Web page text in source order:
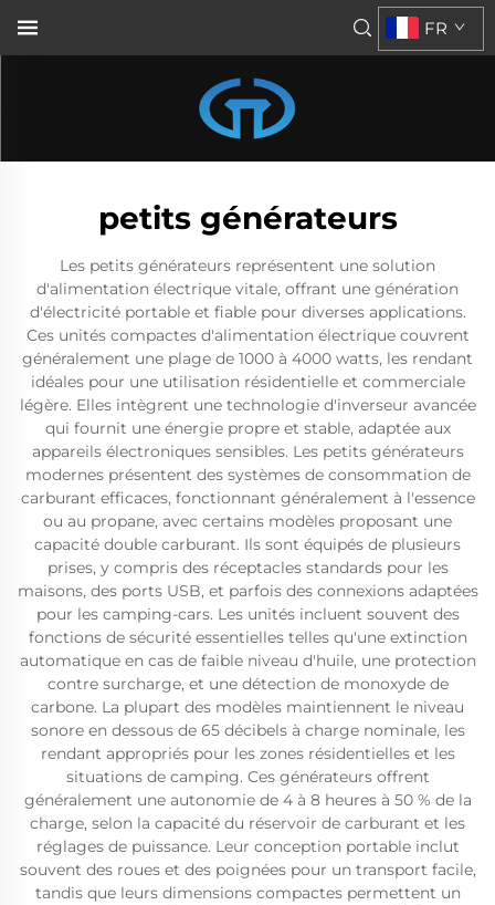
FR
petits générateurs
Les petits générateurs représentent une solution
d'alimentation électrique vitale, offrant une génération
d'électricité portable et fiable pour diverses applications.
Ces unités compactes d'alimentation électrique couvrent
généralement une plage de 1000 à 4000 watts, les rendant
idéales pour une utilisation résidentielle et commerciale
légère. Elles intègrent une technologie d'inverseur avancée
qui fournit une énergie propre et stable, adaptée aux
appareils électroniques sensibles. Les petits générateurs
modernes présentent des systèmes de consommation de
carburant efficaces, fonctionnant généralement à l'essence
ou au propane, avec certains modèles proposant une
capacité double carburant. Ils sont équipés de plusieurs
prises, y compris des réceptacles standards pour les
maisons, des ports USB, et parfois des connexions adaptées
pour les camping-cars. Les unités incluent souvent des
fonctions de sécurité essentielles telles qu'une extinction
automatique en cas de faible niveau d'huile, une protection
contre surcharge, et une détection de monoxyde de
carbone. La plupart des modèles maintiennent le niveau
sonore en dessous de 65 décibels à charge nominale, les
rendant appropriés pour les zones résidentielles et les
situations de camping. Ces générateurs offrent
généralement une autonomie de 4 à 8 heures à 50 % de la
charge, selon la capacité du réservoir de carburant et les
réglages de puissance. Leur conception portable inclut
souvent des roues et des poignées pour un transport facile,
tandis que leurs dimensions compactes permettent un